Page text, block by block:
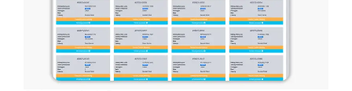
Software Kasir Restoran